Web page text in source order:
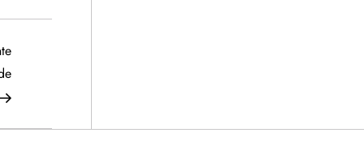
Siguiente
entrada